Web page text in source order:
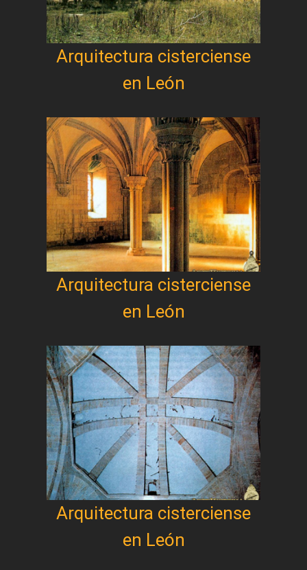
Arquitectura cisterciense
en León
Arquitectura cisterciense
en León
Arquitectura cisterciense
en León